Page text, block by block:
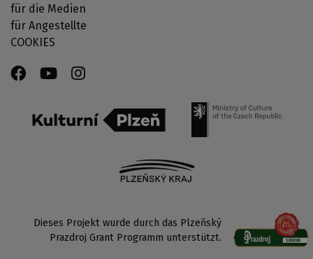
für die Medien
für Angestellte
COOKIES
Dieses Projekt wurde durch das Plzeňský
Prazdroj Grant Programm unterstützt.